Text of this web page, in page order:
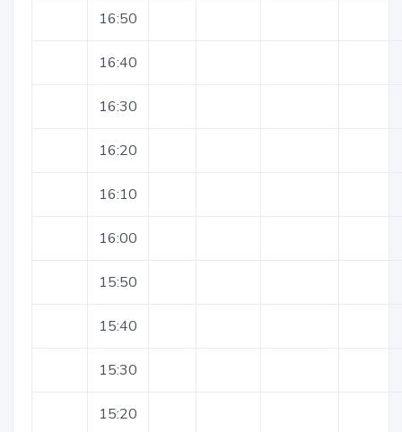
16:50
16:40
16:30
16:20
16:10
16:00
15:50
15:40
15:30
15:20